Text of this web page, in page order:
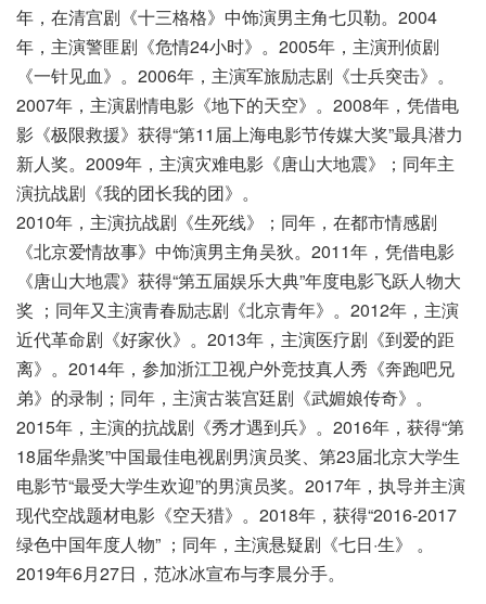
年，在清宫剧《十三格格》中饰演男主角七贝勒。2004
年，主演警匪剧《危情24小时》。2005年，主演刑侦剧
《一针见血》。2006年，主演军旅励志剧《士兵突击》。
2007年，主演剧情电影《地下的天空》。2008年，凭借电
影《极限救援》获得“第11届上海电影节传媒大奖”最具潜力
新人奖。2009年，主演灾难电影《唐山大地震》；同年主
演抗战剧《我的团长我的团》。
2010年，主演抗战剧《生死线》；同年，在都市情感剧
《北京爱情故事》中饰演男主角吴狄。2011年，凭借电影
《唐山大地震》获得“第五届娱乐大典”年度电影飞跃人物大
奖 ；同年又主演青春励志剧《北京青年》。2012年，主演
近代革命剧《好家伙》。2013年，主演医疗剧《到爱的距
离》。2014年，参加浙江卫视户外竞技真人秀《奔跑吧兄
弟》的录制；同年，主演古装宫廷剧《武媚娘传奇》。
2015年，主演的抗战剧《秀才遇到兵》。2016年，获得“第
18届华鼎奖”中国最佳电视剧男演员奖、第23届北京大学生
电影节“最受大学生欢迎”的男演员奖。2017年，执导并主演
现代空战题材电影《空天猎》。2018年，获得“2016-2017
绿色中国年度人物” ；同年，主演悬疑剧《七日·生》 。
2019年6月27日，范冰冰宣布与李晨分手。